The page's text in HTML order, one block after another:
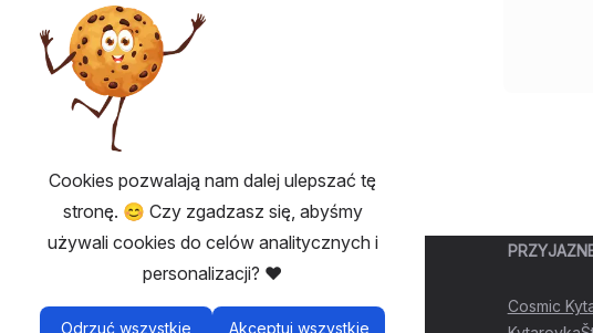
PRZYDATNE 💡
Fairplay - bilety bez opłat
Cosmic
Cookies pozwalają nam dalej ulepszać tę
stronę. 😊 Czy zgadzasz się, abyśmy
używali cookies do celów analitycznych i
personalizacji? ❤️
Odrzuć wszystkie Akceptuj wszystkie